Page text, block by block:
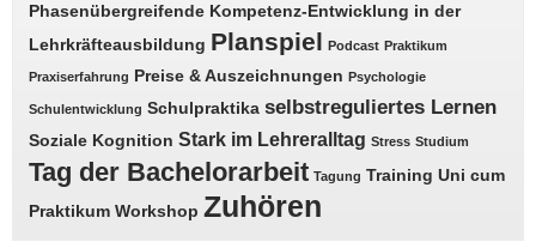
Phasenübergreifende Kompetenz-Entwicklung in der
Lehrkräfteausbildung Planspiel Podcast Praktikum
Praxiserfahrung Preise & Auszeichnungen Psychologie
Schulentwicklung Schulpraktika selbstreguliertes Lernen
Soziale Kognition Stark im Lehreralltag Stress Studium
Tag der Bachelorarbeit Tagung Training Uni cum
Praktikum Workshop Zuhören